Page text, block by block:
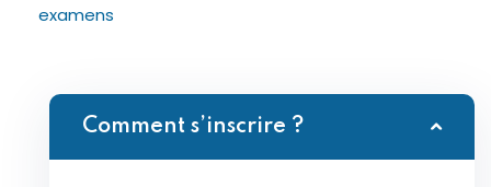
examens
Comment s’inscrire ?